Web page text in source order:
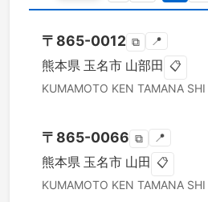
〒 865-0012 ⧉ 📍
熊本県 玉名市 山部田 📋
KUMAMOTO KEN TAMANA SHI
〒 865-0066 ⧉ 📍
熊本県 玉名市 山田 📋
KUMAMOTO KEN TAMANA SHI